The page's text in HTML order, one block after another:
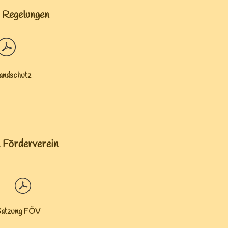
Förderverein
FÖV